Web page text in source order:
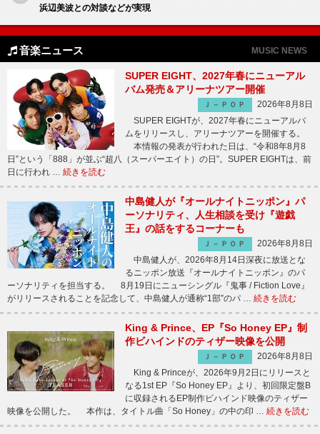
浜辺美波との対談などが実現
音楽ニュース MUSIC NEWS
SUPER EIGHT、2027年春にニューアル
バム発売＆アリーナツアー開催
Ｊ－ＰＯＰ
2026年8月8日
SUPER EIGHTが、2027年春にニューアルバ
ムをリリースし、アリーナツアーを開催する。
本情報の発表が行われた日は、“令和8年8月8
日”という「888」が並ぶ“超八（スーパーエイト）の日”。SUPER EIGHTは、前
日に行われ … 続きを読む
中島健人が『オールナイトニッポン』パ
ーソナリティ、人生相談を受け『遊戯
王』の話をするコーナーも
Ｊ－ＰＯＰ
2026年8月8日
中島健人が、2026年8月14日深夜に放送とな
るニッポン放送『オールナイトニッポン』のパ
ーソナリティを担当する。 8月19日にニューシングル『鬼事 / Fiction Love』
がリリースされることを記念して、中島健人が通称“1部”のパ … 続きを読む
King & Prince、EP『So Honey EP』制
作ビハインドのティザー映像を公開
Ｊ－ＰＯＰ
2026年8月8日
King & Princeが、2026年9月2日にリリースと
なる1st EP『So Honey EP』より、初回限定盤B
に収録されるEP制作ビハインド映像のティザー
映像を公開した。 本作は、タイトル曲「So Honey」の中の印 … 続きを読む